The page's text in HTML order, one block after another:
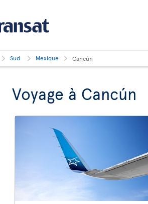
Sud Mexique Cancún
Voyage à Cancún